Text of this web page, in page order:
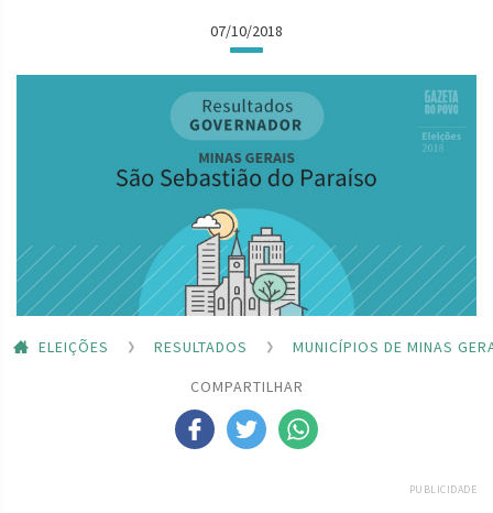
07/10/2018
ELEIÇÕES RESULTADOS
MUNICÍPIOS DE MINAS
COMPARTILHAR
PUBLICIDADE